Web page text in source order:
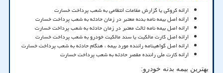
ارائه کروکی یا گزارش مقامات انتظامی به شعب پرداخت خسارت
ارائه اصل بیمه نامه بدنه معتبر در زمان حادثه به شعب پرداخت خسارت
ارائه اصل بیمه نامه ثالث معتبر در زمان حادثه به شعب پرداخت خسارت
ارائه اصل کارت مالکیت یا سند مالکیت خودرو به شعب پرداخت خسارت
ارائه اصل گواهینامه راننده مورد بیمه ، هنگام حادثه به شعب پرداخت خسارت
ارائه کارت ملی راننده مقصر حادثه به شعب پرداخت خسارت
بهترین بیمه بدنه خودرو: